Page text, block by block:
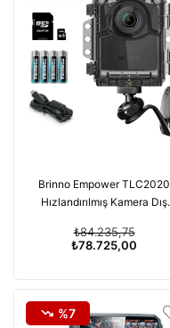
Brinno Empower TLC2020
Hızlandırılmış Kamera Dış
₺78.725,00
₺84.235,75
%7